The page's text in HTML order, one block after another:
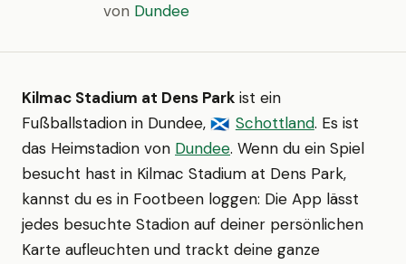
von Dundee
Kilmac Stadium at Dens Park ist ein
Fußballstadion in Dundee, 🏴󠁧󠁢󠁳󠁣󠁴󠁿 Schottland. Es ist
das Heimstadion von Dundee. Wenn du ein Spiel
besucht hast in Kilmac Stadium at Dens Park,
kannst du es in Footbeen loggen: Die App lässt
jedes besuchte Stadion auf deiner persönlichen
Karte aufleuchten und trackt deine ganze